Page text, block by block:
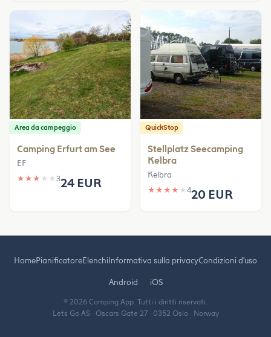
Area da campeggio
Camping Erfurt am See
EF
★ ★ ★ ★ ★ 324 EUR
QuickStop
Stellplatz Seecamping
Kelbra
Kelbra
★ ★ ★ ★ ★ 420 EUR
HomePianificatoreElenchiInformativa sulla privacyCondizioni d'uso
Android iOS
© 2026 Camping App. Tutti i diritti riservati.
Lets Go AS · Oscars Gate 27 · 0352 Oslo · Norway